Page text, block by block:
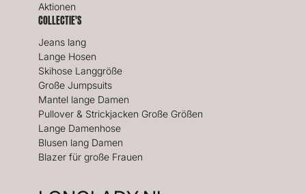
Aktionen
COLLECTIE'S
Jeans lang
Lange Hosen
Skihose Langgröße
Große Jumpsuits
Mantel lange Damen
Pullover & Strickjacken Große Größen
Lange Damenhose
Blusen lang Damen
Blazer für große Frauen